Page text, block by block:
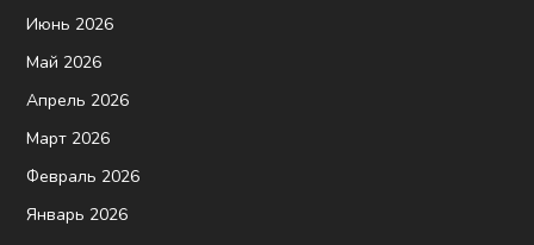
Июнь 2026
Май 2026
Апрель 2026
Март 2026
Февраль 2026
Январь 2026